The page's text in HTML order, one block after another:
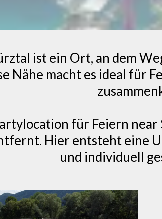
ist ein Ort, an dem
Nähe macht es ideal für
für Feiern
Hier entsteht eine
und individuell